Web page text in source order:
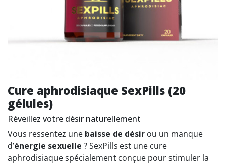
Cure aphrodisiaque SexPills (20
gélules)
Réveillez votre désir naturellement
Vous ressentez une baisse de désir ou un manque
d’énergie sexuelle ? SexPills est une cure
aphrodisiaque spécialement conçue pour stimuler la